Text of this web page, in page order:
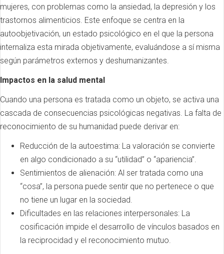
mujeres, con problemas como la ansiedad, la depresión y los
trastornos alimenticios. Este enfoque se centra en la
autoobjetivación, un estado psicológico en el que la persona
internaliza esta mirada objetivamente, evaluándose a sí misma
según parámetros externos y deshumanizantes.
Impactos en la salud mental
Cuando una persona es tratada como un objeto, se activa una
cascada de consecuencias psicológicas negativas. La falta de
reconocimiento de su humanidad puede derivar en:
Reducción de la autoestima: La valoración se convierte
en algo condicionado a su “utilidad” o “apariencia”.
Sentimientos de alienación: Al ser tratada como una
“cosa”, la persona puede sentir que no pertenece o que
no tiene un lugar en la sociedad.
Dificultades en las relaciones interpersonales: La
cosificación impide el desarrollo de vínculos basados en
la reciprocidad y el reconocimiento mutuo.